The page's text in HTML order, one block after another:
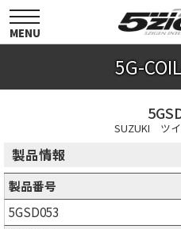
toggle
navigation
MENU
5G-
SUZUKI ツイ
製品情報
製品番号
5GSD053